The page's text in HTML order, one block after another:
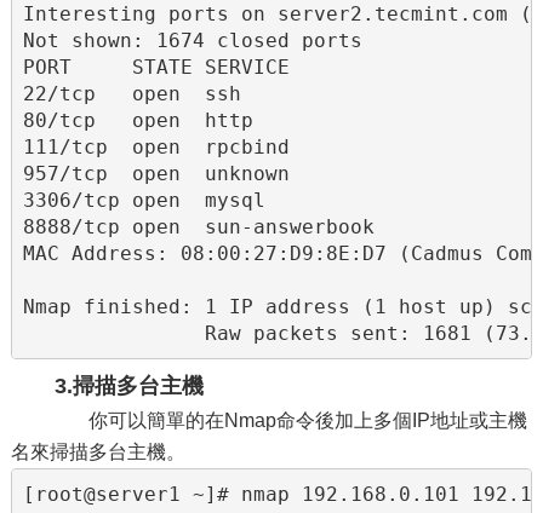
Interesting ports on server2.tecmint.com
Not shown: 1674 closed ports
PORT     STATE SERVICE
22/tcp   open  ssh
80/tcp   open  http
111/tcp  open  rpcbind
957/tcp  open  unknown
3306/tcp open  mysql
8888/tcp open  sun-answerbook
MAC Address: 08:00:27:D9:8E:D7 (Cadmus
Nmap finished: 1 IP address (1 host up)
Raw packets sent: 1681
3.掃描多台主機
你可以簡單的在Nmap命令後加上多個IP地址或主機
名來掃描多台主機。
[root@server1 ~]# nmap 192.168.0.101